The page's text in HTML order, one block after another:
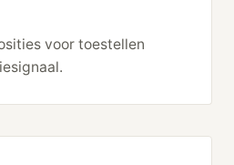
voor toestellen